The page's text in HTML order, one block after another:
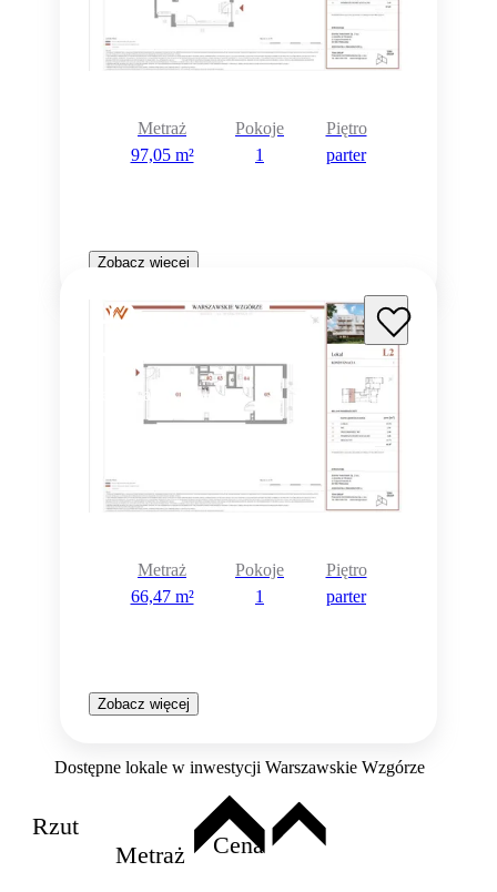
Metraż
97,05 m²
Pokoje
1
Piętro
parter
Zobacz więcej
Rezerwacja
Metraż
66,47 m²
Pokoje
1
Piętro
parter
Zobacz więcej
Dostępne lokale w inwestycji Warszawskie Wzgórze
Rzut
Metraż
Cena